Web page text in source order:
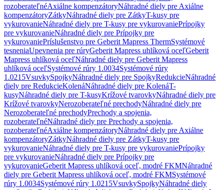
rozoberateľnéAxiálne kompenzátoryNáhradné diely pre Axiálne
kompenzátoryZátkyNáhradné diely pre ZátkyT-kusy pre
vykurovanieNáhradné diely pre T-kusy pre vykurovaniePrípojky
pre vykurovanieNáhradné diely pre Prípojky pre
vykurovaniePríslušenstvo pre Geberit Mapress ThermSystémové
tesneniaUpevnenia pre rúryGeberit Mapress uhlíková oceľGeberit
Mapress uhlíková oceľNáhradné diely pre Geberit Mapress
uhlíková oceľSystémové rúry 1.0034Systémové rúry
1.0215VsuvkySpojkyNáhradné diely pre SpojkyRedukcieNáhradné
diely pre RedukcieKolenáNáhradné diely pre KolenáT-
kusyNáhradné diely pre T-kusyKrížové tvarovkyNáhradné diely pre
Krížové tvarovkyNerozoberateľné prechodyNáhradné diely pre
Nerozoberateľné prechodyPrechody a spojenia,
rozoberateľnéNáhradné diely pre Prechody a spojenia,
rozoberateľnéAxiálne kompenzátoryNáhradné diely pre Axiálne
kompenzátoryZátkyNáhradné diely pre ZátkyT-kusy pre
vykurovanieNáhradné diely pre T-kusy pre vykurovaniePrípojky
pre vykurovanieNáhradné diely pre Prípojky pre
vykurovanieGeberit Mapress uhlíková oceľ, modré FKMNáhradné
diely pre Geberit Mapress uhlíková oceľ, modré FKMSystémové
rúry 1.0034Systémové rúry 1.0215VsuvkySpojkyNáhradné diely